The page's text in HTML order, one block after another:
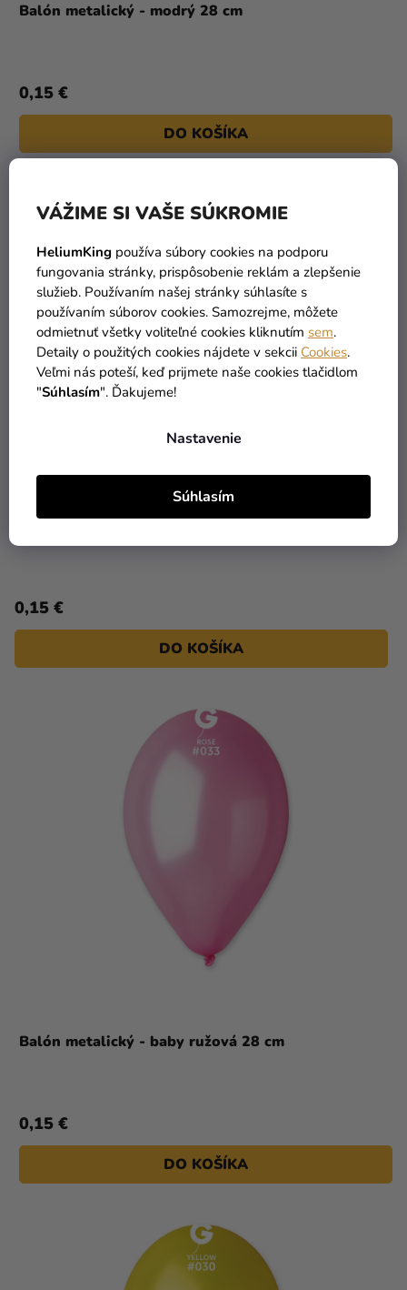
VÁŽIME SI VAŠE SÚKROMIE
HeliumKing používa súbory cookies na podporu
fungovania stránky, prispôsobenie reklám a zlepšenie
služieb. Používaním našej stránky súhlasíte s
používaním súborov cookies. Samozrejme, môžete
odmietnuť všetky voliteľné cookies kliknutím sem.
Detaily o použitých cookies nájdete v sekcii Cookies.
Veľmi nás poteší, keď prijmete naše cookies tlačidlom
"Súhlasím". Ďakujeme!
Nastavenie
Súhlasím
Balón metalický - modrý 28 cm
0,15 €
DO KOŠÍKA
0,15 €
DO KOŠÍKA
Balón metalický - baby ružová 28 cm
0,15 €
DO KOŠÍKA